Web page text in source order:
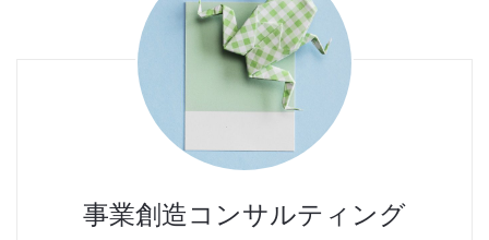
事業創造コンサルティング